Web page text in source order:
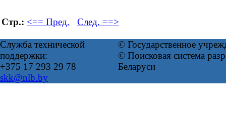
Стр.: <== Пред. След. ==>
Служба технической
поддержки:
+375 17 293 29 78
skk@nlb.by
© Государственное
© Поисковая система
Беларуси